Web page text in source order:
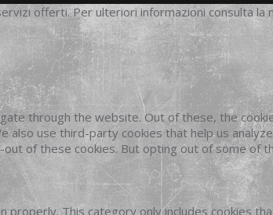
offerti. Per ulteriori informazioni consulta la
through the website. Out of these, the
use third-party cookies that help us
of these cookies. But opting out of some of
This category only includes cookies